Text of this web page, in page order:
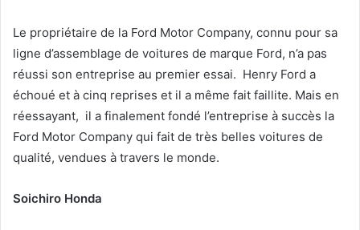
Le propriétaire de la Ford Motor Company, connu pour sa
ligne d’assemblage de voitures de marque Ford, n’a pas
réussi son entreprise au premier essai. Henry Ford a
échoué et à cinq reprises et il a même fait faillite. Mais en
réessayant, il a finalement fondé l’entreprise à succès la
Ford Motor Company qui fait de très belles voitures de
qualité, vendues à travers le monde.
Soichiro Honda